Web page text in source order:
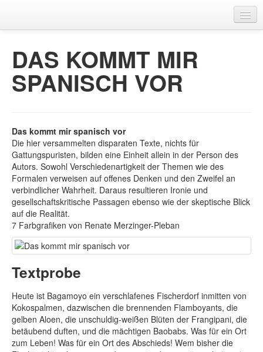
Publikationen
AutorInnen
DAS KOMMT MIR
SPANISCH VOR
Das kommt mir spanisch vor
Die hier versammelten disparaten Texte, nichts für
Gattungspuristen, bilden eine Einheit allein in der Person des
Autors. Sowohl Verschiedenartigkeit der Themen wie des
Formalen verweisen auf offenes Denken und den Zweifel an
verbindlicher Wahrheit. Daraus resultieren Ironie und
gesellschaftskritische Passagen ebenso wie der skeptische Blick
auf die Realität.
7 Farbgrafiken von Renate Merzinger-Pleban
Textprobe
Heute ist Bagamoyo ein verschlafenes Fischerdorf inmitten von
Kokospalmen, dazwischen die brennenden Flamboyants, die
gelben Aloen, die unschuldig-weißen Blüten der Frangipani, die
betäubend duften, und die mächtigen Baobabs. Was für ein Ort
zum Leben! Was für ein Ort des Abschieds! Wem bisher die